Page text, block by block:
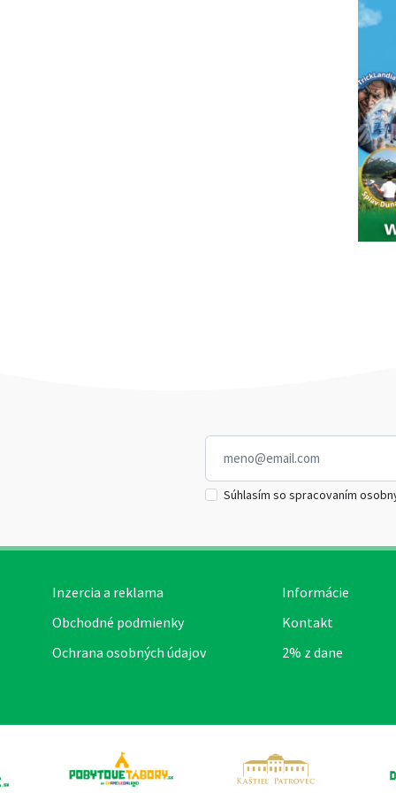
Súhlasím so spracovaním
Inzercia a reklama
Obchodné podmienky
Ochrana osobných údajov
Informácie
Kontakt
2% z dane